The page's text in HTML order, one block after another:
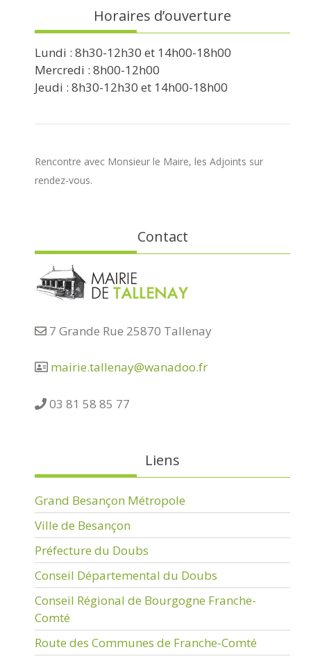
Horaires d’ouverture
Lundi : 8h30-12h30 et 14h00-18h00
Mercredi : 8h00-12h00
Jeudi : 8h30-12h30 et 14h00-18h00
Rencontre avec Monsieur le Maire, les Adjoints sur
rendez-vous.
Contact
7 Grande Rue 25870 Tallenay
mairie.tallenay@wanadoo.fr
03 81 58 85 77
Liens
Grand Besançon Métropole
Ville de Besançon
Préfecture du Doubs
Conseil Départemental du Doubs
Conseil Régional de Bourgogne Franche-
Comté
Route des Communes de Franche-Comté